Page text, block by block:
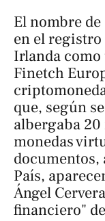
El nombre
en el
Irlanda como
Finetch
que, según
albergaba
monedas
documentos,
País,
Ángel
financiero"